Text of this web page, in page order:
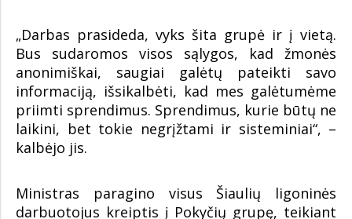
„Darbas prasideda, vyks šita grupė ir į vietą.
Bus sudaromos visos sąlygos, kad žmonės
anonimiškai, saugiai galėtų pateikti savo
informaciją, išsikalbėti, kad mes galėtumėme
priimti sprendimus. Sprendimus, kurie būtų ne
laikini, bet tokie negrįžtami ir sisteminiai“, –
kalbėjo jis.
Ministras paragino visus Šiaulių ligoninės
darbuotojus kreiptis į Pokyčių grupę, teikiant